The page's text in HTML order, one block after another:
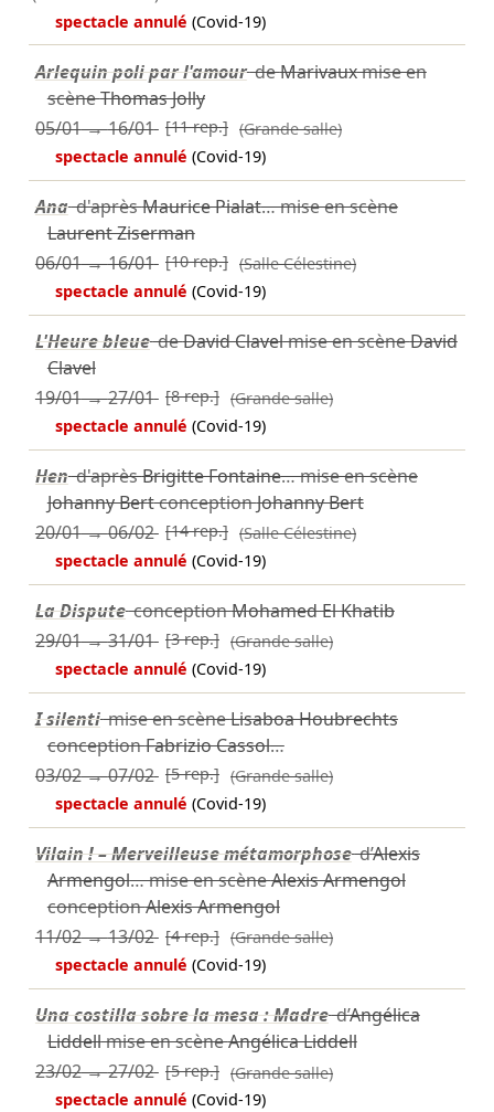
spectacle annulé(Covid-19)
Arlequin poli par l'amourdeMarivauxmise en
scèneThomas Jolly
05/01→16/01 [11 rep.] (Grande salle)
spectacle annulé(Covid-19)
Anad'aprèsMaurice Pialat… mise en scène
Laurent Ziserman
06/01→16/01 [10 rep.] (Salle Célestine)
spectacle annulé(Covid-19)
L'Heure bleuedeDavid Clavelmise en scèneDavid
Clavel
19/01→27/01 [8 rep.] (Grande salle)
spectacle annulé(Covid-19)
Hend'aprèsBrigitte Fontaine… mise en scène
Johanny BertconceptionJohanny Bert
20/01→06/02 [14 rep.] (Salle Célestine)
spectacle annulé(Covid-19)
La DisputeconceptionMohamed El Khatib
29/01→31/01 [3 rep.] (Grande salle)
spectacle annulé(Covid-19)
I silentimise en scèneLisaboa Houbrechts
conceptionFabrizio Cassol…
03/02→07/02 [5 rep.] (Grande salle)
spectacle annulé(Covid-19)
Vilain ! – Merveilleuse métamorphosed’Alexis
Armengol… mise en scèneAlexis Armengol
conceptionAlexis Armengol
11/02→13/02 [4 rep.] (Grande salle)
spectacle annulé(Covid-19)
Una costilla sobre la mesa : Madred’Angélica
Liddellmise en scèneAngélica Liddell
23/02→27/02 [5 rep.] (Grande salle)
spectacle annulé(Covid-19)